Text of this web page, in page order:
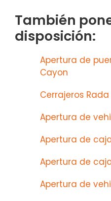
También
disposición:
Apertura de
Cayon
Cerrajeros Rada
Apertura de
Apertura de
Apertura de
Apertura de